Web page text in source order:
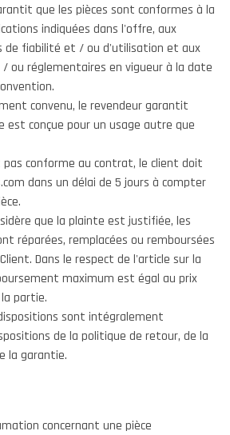
que les pièces sont conformes à la
indiquées dans l'offre, aux
de fiabilité et / ou d'utilisation et aux
ou réglementaires en vigueur à la date
convenu, le revendeur garantit
est conçue pour un usage autre que
pas conforme au contrat, le client doit
dans un délai de 5 jours à compter
que la plainte est justifiée, les
réparées, remplacées ou remboursées
Dans le respect de l'article sur la
maximum est égal au prix
partie.
sont intégralement
de la politique de retour, de la
la garantie.
concernant une pièce